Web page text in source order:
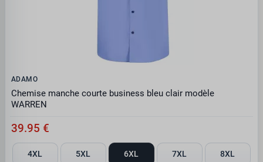
ADAMO
Chemise manche courte business bleu clair modèle
WARREN
39.95 €
4XL 5XL 6XL 7XL 8XL